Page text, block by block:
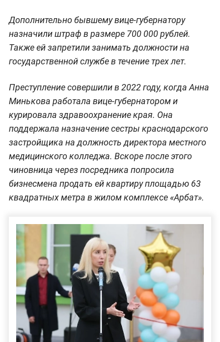
Дополнительно бывшему вице-губернатору
назначили штраф в размере 700 000 рублей.
Также ей запретили занимать должности на
государственной службе в течение трех лет.
Преступление совершили в 2022 году, когда Анна
Минькова работала вице-губернатором и
курировала здравоохранение края. Она
поддержала назначение сестры краснодарского
застройщика на должность директора местного
медицинского колледжа. Вскоре после этого
чиновница через посредника попросила
бизнесмена продать ей квартиру площадью 63
квадратных метра в жилом комплексе «Арбат».